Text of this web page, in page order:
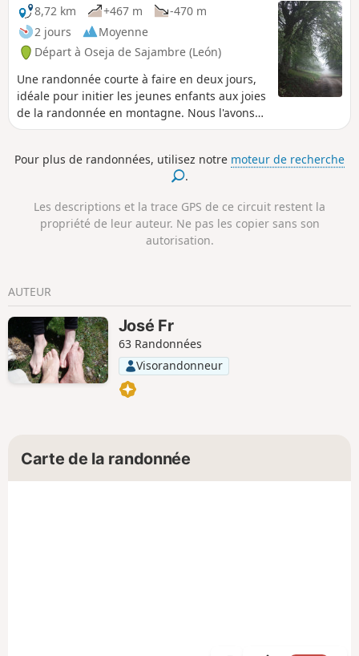
8,72 km
+467 m
-470 m
2 jours
Moyenne
Départ à Oseja de Sajambre (León)
Une randonnée courte à faire en deux jours,
idéale pour initier les jeunes enfants aux joies
de la randonnée en montagne. Nous l'avons
fait avec deux fillettes 8 et 5 ans.
Pour plus de randonnées, utilisez notre moteur de recherche
.
Les descriptions et la trace GPS de ce circuit restent la
propriété de leur auteur. Ne pas les copier sans son
autorisation.
AUTEUR
José Fr
63 Randonnées
Visorandonneur
Carte de la randonnée